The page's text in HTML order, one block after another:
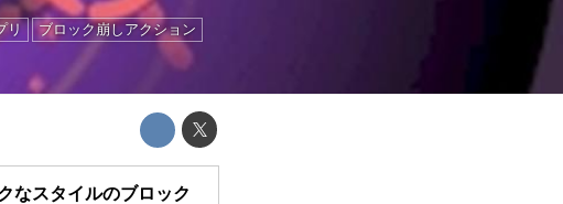
リ
ブロック崩しアクション
なスタイルのブロック